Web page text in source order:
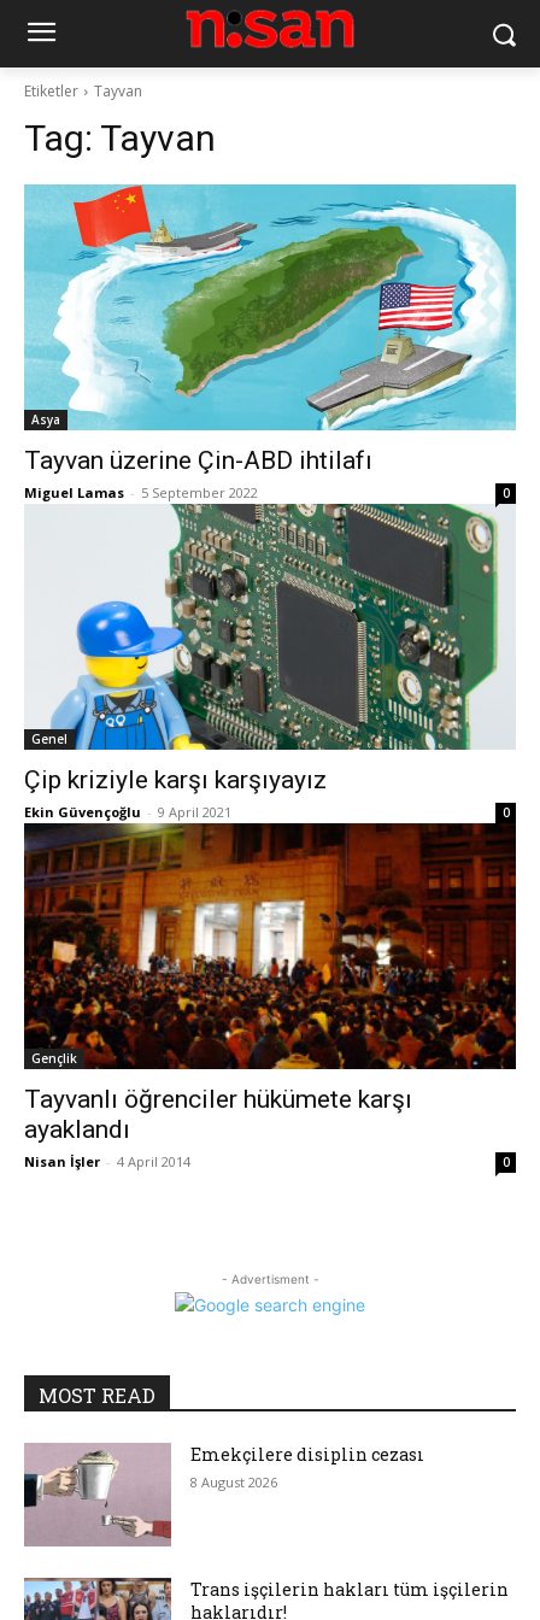
Etiketler Tayvan
Tag: Tayvan
Asya
Tayvan üzerine Çin-ABD ihtilafı
Miguel Lamas - 5 September 2022 0
Genel
Çip kriziyle karşı karşıyayız
Ekin Güvençoğlu - 9 April 2021 0
Gençlik
Tayvanlı öğrenciler hükümete karşı
ayaklandı
Nisan İşler - 4 April 2014 0
- Advertisment -
MOST READ
Emekçilere disiplin cezası
8 August 2026
Trans işçilerin hakları tüm işçilerin
haklarıdır!